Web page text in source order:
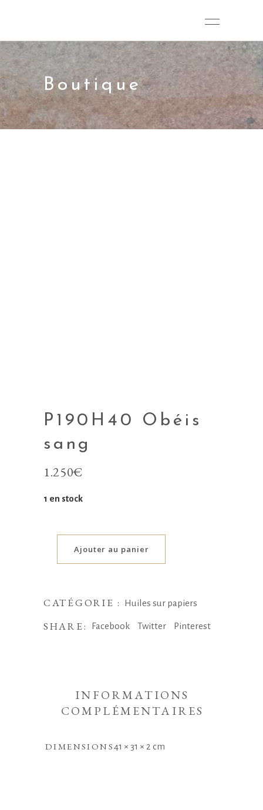
Boutique
P190H40 Obéis
sang
1.250€
1 en stock
Ajouter au panier
CATÉGORIE : Huiles sur papiers
SHARE: Facebook Twitter Pinterest
INFORMATIONS
COMPLÉMENTAIRES
DIMENSIONS41 × 31 × 2 cm